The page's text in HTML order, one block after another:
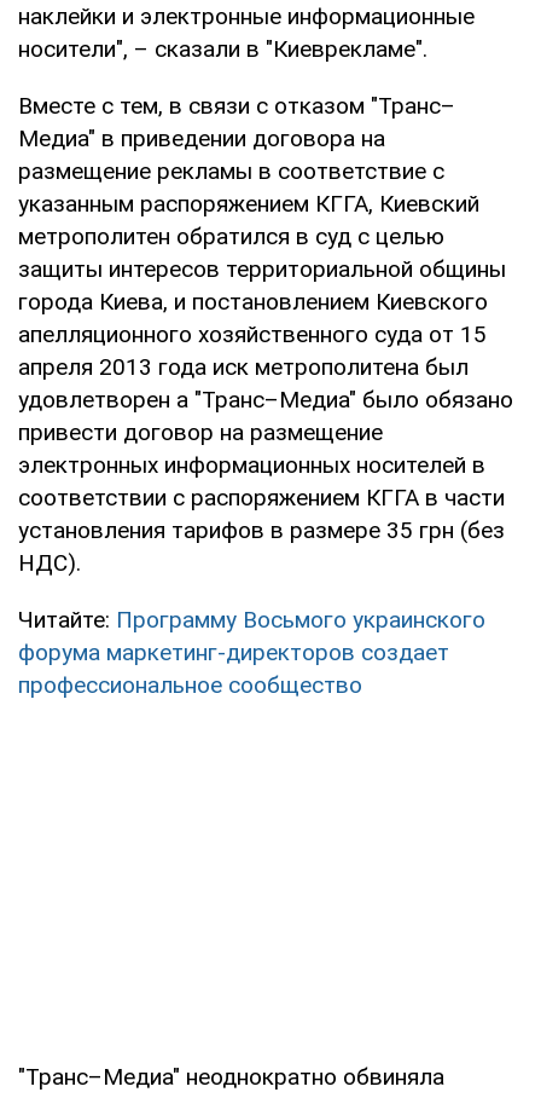
наклейки и электронные информационные
носители", – сказали в "Киеврекламе".
Вместе с тем, в связи с отказом "Транс–
Медиа" в приведении договора на
размещение рекламы в соответствие с
указанным распоряжением КГГА, Киевский
метрополитен обратился в суд с целью
защиты интересов территориальной общины
города Киева, и постановлением Киевского
апелляционного хозяйственного суда от 15
апреля 2013 года иск метрополитена был
удовлетворен а "Транс–Медиа" было обязано
привести договор на размещение
электронных информационных носителей в
соответствии с распоряжением КГГА в части
установления тарифов в размере 35 грн (без
НДС).
Читайте: Программу Восьмого украинского
форума маркетинг-директоров создает
профессиональное сообщество
"Транс–Медиа" неоднократно обвиняла